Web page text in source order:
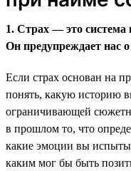
1. Страх — это система
Он предупреждает нас
Если страх основан на
понять, какую историю
ограничивающей
в прошлом то, что
какие эмоции вы
каким мог бы быть